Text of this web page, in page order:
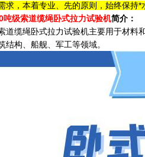
求，本着专业、先的原则，始终保持
吨级索道缆绳卧式拉力试验机简介：
道缆绳卧式拉力试验机主要用于材料
结构、船舰、军工等领域。